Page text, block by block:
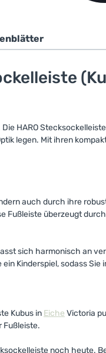
HARO
legen. Mit ihren
auch durch ihre
überzeugt
sich harmonisch an
Kinderspiel, sodass
Kubus in Eiche Victoria
Fußleiste.
noch heute.